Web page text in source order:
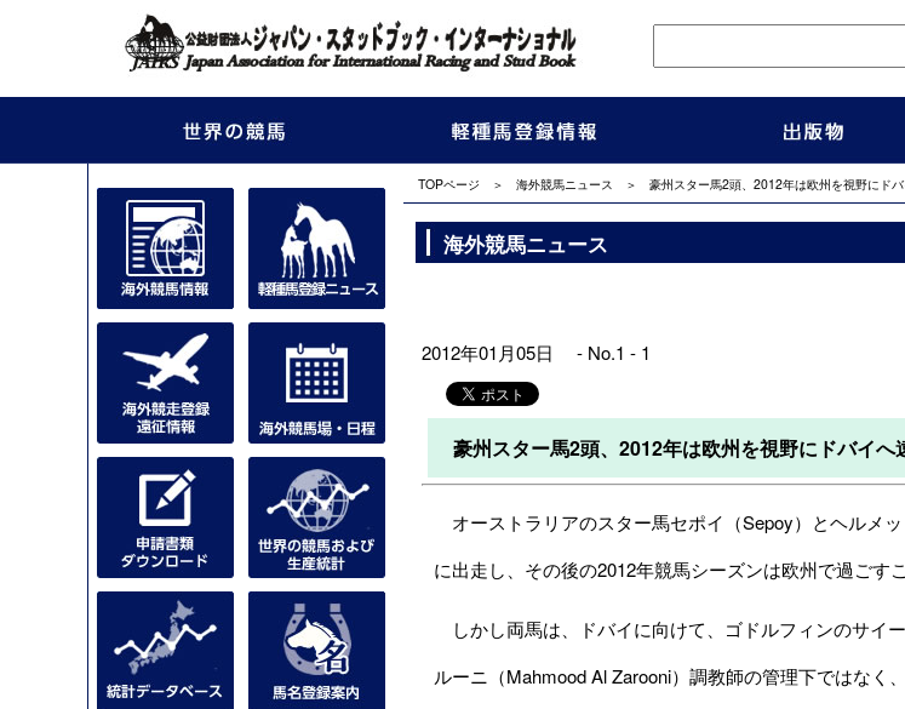
TOPページ ＞ 海外競馬ニュース ＞ 豪州スター馬2頭、2012年は欧州を視野にド
海外競馬ニュース
2012年01月05日 - No.1 - 1
豪州スター馬2頭、2012年は欧州を視野にドバイ
オーストラリアのスター馬セポイ（Sepoy）とヘルメ
に出走し、その後の2012年競馬シーズンは欧州で過ごす
しかし両馬は、ドバイに向けて、ゴドルフィンのサイ
ルーニ（Mahmood Al Zarooni）調教師の管理下ではな